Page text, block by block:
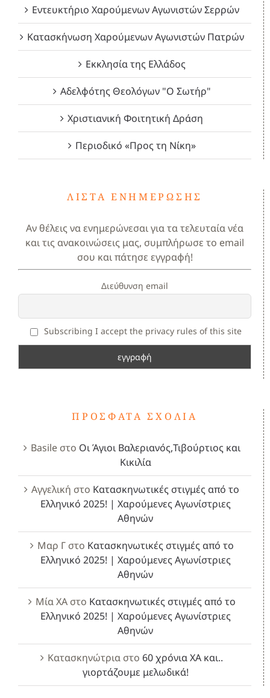
Εντευκτήριο Χαρούμενων Αγωνιστών Σερρών
Κατασκήνωση Χαρούμενων Αγωνιστών Πατρών
Εκκλησία της Ελλάδος
Αδελφότης Θεολόγων "Ο Σωτήρ"
Χριστιανική Φοιτητική Δράση
Περιοδικό «Προς τη Νίκη»
ΛΊΣΤΑ ΕΝΗΜΈΡΩΣΗΣ
Αν θέλεις να ενημερώνεσαι για τα τελευταία νέα
και τις ανακοινώσεις μας, συμπλήρωσε το email
σου και πάτησε εγγραφή!
Διεύθυνση email
Subscribing I accept the privacy rules of this site
ΠΡΌΣΦΑΤΑ ΣΧΌΛΙΑ
Basileστο Οι Άγιοι Βαλεριανός,Τιβούρτιος και
Κικιλία
Αγγελική στο Κατασκηνωτικές στιγμές από το
Ελληνικό 2025! | Χαρούμενες Αγωνίστριες
Αθηνών
Μαρ Γστο Κατασκηνωτικές στιγμές από το
Ελληνικό 2025! | Χαρούμενες Αγωνίστριες
Αθηνών
Μία ΧΑστο Κατασκηνωτικές στιγμές από το
Ελληνικό 2025! | Χαρούμενες Αγωνίστριες
Αθηνών
Κατασκηνώτρια στο 60 χρόνια ΧΑ και..
γιορτάζουμε μελωδικά!